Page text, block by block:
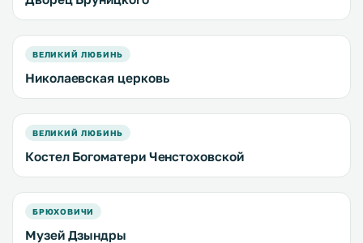
ВЕЛИКИЙ ЛЮБИНЬ
Николаевская церковь
ВЕЛИКИЙ ЛЮБИНЬ
Костел Богоматери Ченстоховской
БРЮХОВИЧИ
Музей Дзындры